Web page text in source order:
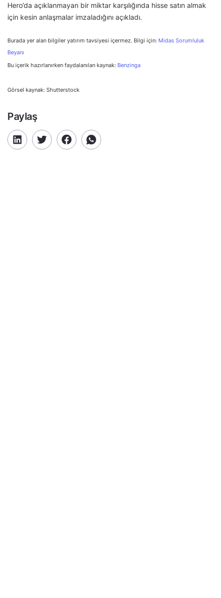
Hero’da açıklanmayan bir miktar karşılığında hisse satın almak
için kesin anlaşmalar imzaladığını açıkladı.
Burada yer alan bilgiler yatırım tavsiyesi içermez. Bilgi için: Midas Sorumluluk
Beyanı
Bu içerik hazırlanırken faydalanılan kaynak: Benzinga
Görsel kaynak: Shutterstock
Paylaş